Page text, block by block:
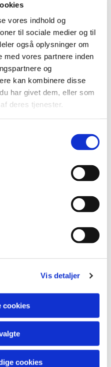
vores indhold og
til sociale medier og til
også oplysninger om
med vores partnere inden
og
kan kombinere disse
har givet dem, eller som
deres tjenester.
Vis detaljer
cookies
cookies
anden nærtstående ven
kendt ham.
par gemene skurke.
at Gud kan se en meget
menneskeskæbne, end vi
dén måde, så er det ikke
barn", er sagt til hver
vi naturligvis altid agte
i vort samfund, fordi den
reklamedominerende tid
menneskesyn med sig,
der duer en tid, for så
at den enkelte i sig selv er
kun til tyranni og